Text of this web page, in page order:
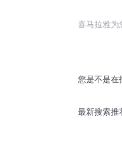
喜马拉雅为
您是不是在
最新搜索推